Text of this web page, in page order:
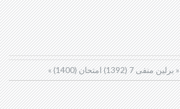
« برلین منفی 7 (1392)
امتحان (1400) »